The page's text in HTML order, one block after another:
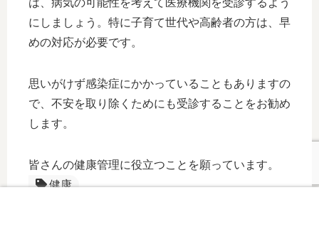
にしましょう。特に子育て世代や高齢者の方は、早
めの対応が必要です。
思いがけず感染症にかかっていることもありますの
で、不安を取り除くためにも受診することをお勧め
します。
皆さんの健康管理に役立つことを願っています。
健康